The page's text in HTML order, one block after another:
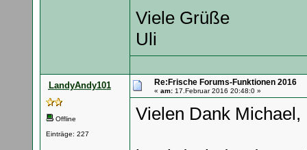
Viele Grüße
Uli
LandyAndy101
Offline
Einträge: 227
Re:Frische Forums-Funktionen 2016
« am:17.Februar 2016 20:48:0 »
Vielen Dank Michael,